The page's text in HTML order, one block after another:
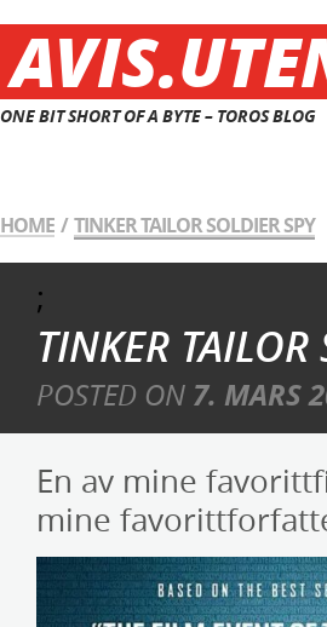
ONE BIT SHORT OF A BYTE – TOROS BLOG
HOME /TINKER TAILOR SOLDIER SPY
;
TINKER TAILOR
POSTED ON 7. MARS
En av mine
mine